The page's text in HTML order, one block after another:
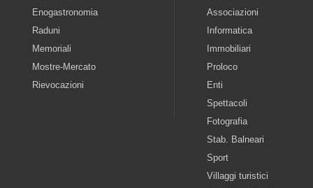
Enogastronomia
Raduni
Memoriali
Mostre-Mercato
Rievocazioni
Associazioni
Informatica
Immobiliari
Proloco
Enti
Spettacoli
Fotografia
Stab. Balneari
Sport
Villaggi turistici